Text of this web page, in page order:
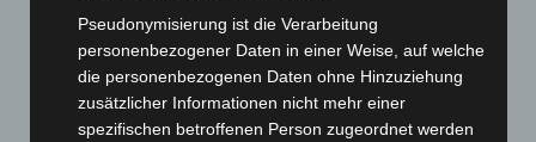
Region Hannover: 21 neue Notfallsanitäter starten beim
Roten Kreuz
5. August 2026
Mann läuft mit Hockeyschläger über A7 – Polizei sucht
Pseudonymisierung ist die Verarbeitung
personenbezogener Daten in einer Weise, auf welche
die personenbezogenen Daten ohne Hinzuziehung
zusätzlicher Informationen nicht mehr einer
spezifischen betroffenen Person zugeordnet werden